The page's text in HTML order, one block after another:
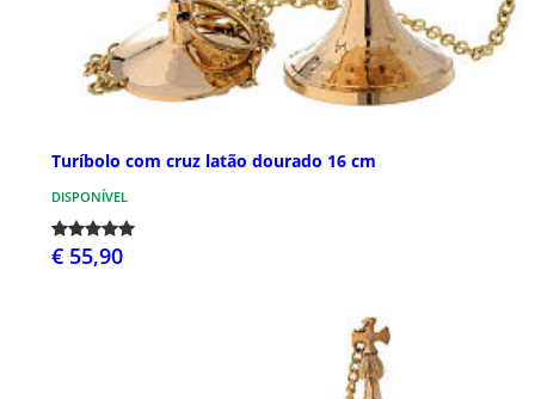
Turíbolo com cruz latão dourado 16 cm
DISPONÍVEL
€ 55,90